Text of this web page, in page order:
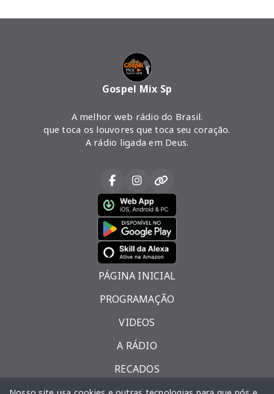
Gospel Mix Sp
A melhor web rádio do Brasil.
que toca os louvores que toca seu coração.
A rádio ligada em Deus.
PÁGINA INICIAL
PROGRAMAÇÃO
VIDEOS
A RÁDIO
RECADOS